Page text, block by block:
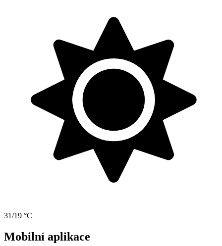
31/19 °C
Mobilní aplikace